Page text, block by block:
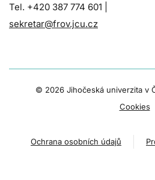
Tel. +420 387 774 601 |
sekretar@frov.jcu.cz
© 2026 Jihočeská univerzita v
Cookies
Ochrana osobních údajů